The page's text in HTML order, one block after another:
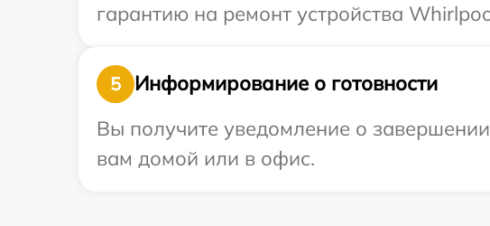
гарантию на ремонт устройства
5
Информирование о готовности
Вы получите уведомление о
вам домой или в офис.